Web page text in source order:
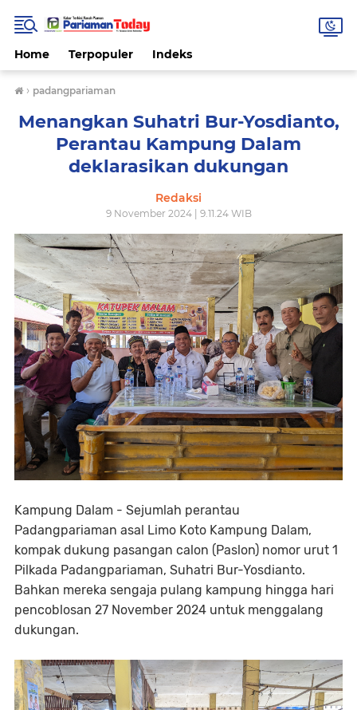
Home Terpopuler Indeks
› padangpariaman
Menangkan Suhatri Bur-Yosdianto,
Perantau Kampung Dalam
deklarasikan dukungan
Redaksi
9 November 2024 | 9.11.24 WIB
Kampung Dalam - Sejumlah perantau
Padangpariaman asal Limo Koto Kampung Dalam,
kompak dukung pasangan calon (Paslon) nomor urut 1
Pilkada Padangpariaman, Suhatri Bur-Yosdianto.
Bahkan mereka sengaja pulang kampung hingga hari
pencoblosan 27 November 2024 untuk menggalang
dukungan.